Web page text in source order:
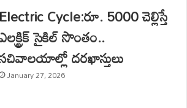
Electric Cycle:రూ. 5000 చెల్లిస్తే
సైకిల్ సొంతం..
దరఖాస్తులు
January 27, 2026